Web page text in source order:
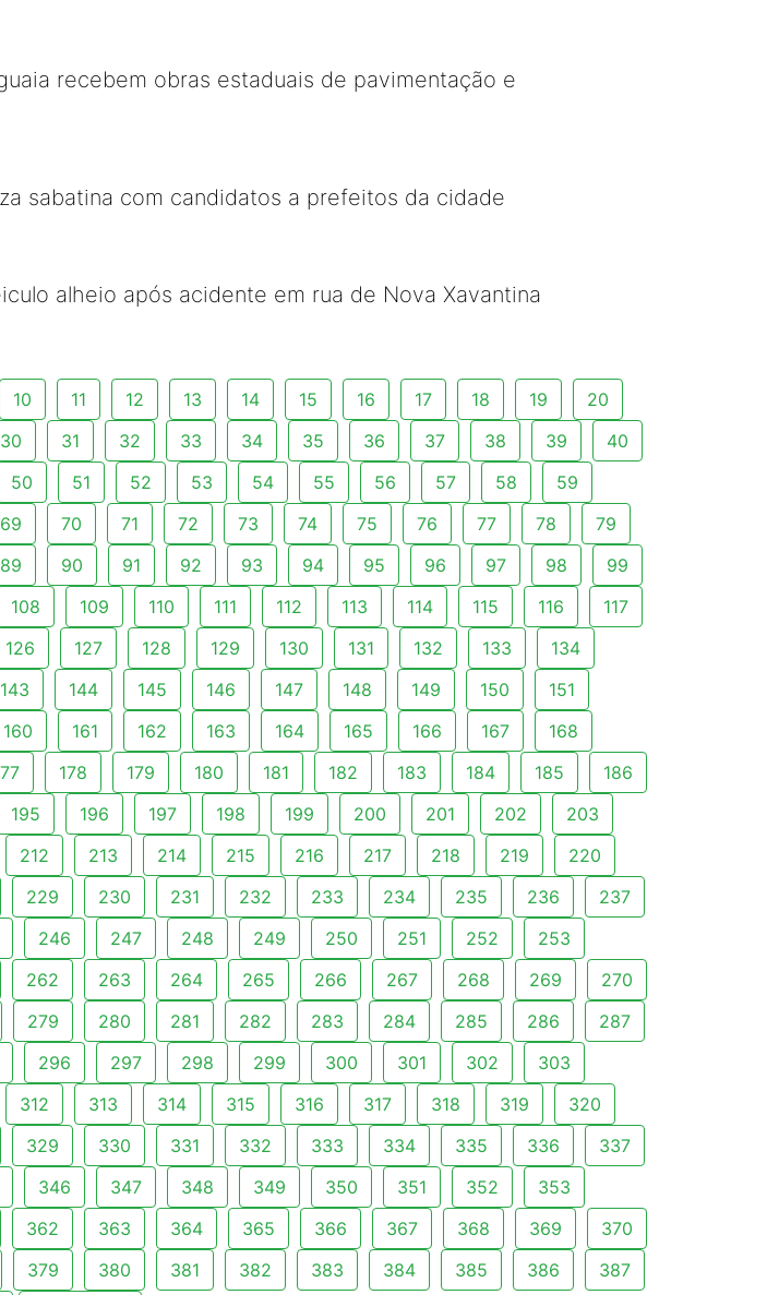
recebem obras estaduais de pavimentação e
sabatina com candidatos a prefeitos da cidade
alheio após acidente em rua de Nova Xavantina
10 11 12 13 14 15 16 17 18 19
20
30 31 32 33 34 35 36 37 38 39
40
50 51 52 53 54 55 56 57 58
59
69 70 71 72 73 74 75 76 77 78
79
89 90 91 92 93 94 95 96 97 98
99
108 109 110 111 112 113 114 115 116
117
126 127 128 129 130 131 132 133
134
143 144 145 146 147 148 149 150
151
160 161 162 163 164 165 166 167
168
178 179 180 181 182 183 184 185
186
195 196 197 198 199 200 201 202
203
212 213 214 215 216 217 218 219
220
229 230 231 232 233 234 235 236
237
246 247 248 249 250 251 252
253
262 263 264 265 266 267 268 269
270
279 280 281 282 283 284 285 286
287
296 297 298 299 300 301 302
303
312 313 314 315 316 317 318 319
320
329 330 331 332 333 334 335 336
337
346 347 348 349 350 351 352
353
362 363 364 365 366 367 368 369
370
379 380 381 382 383 384 385 386 387